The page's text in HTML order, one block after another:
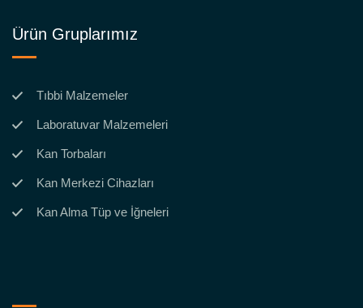
Ürün Gruplarımız
Tıbbi Malzemeler
Laboratuvar Malzemeleri
Kan Torbaları
Kan Merkezi Cihazları
Kan Alma Tüp ve İğneleri